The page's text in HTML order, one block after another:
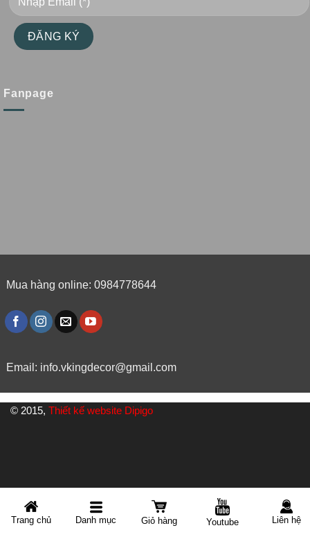
Fanpage
Mua hàng online: 0984778644
Email: info.vkingdecor@gmail.com
Trang chủ Danh mục Giỏ hàng Youtube Liên hệ
© 2015, Thiết kế website Dipigo